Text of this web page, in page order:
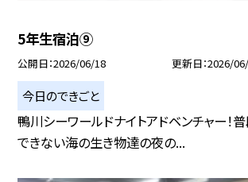
5年生宿泊⑨
公開日 2026/06/18 更新日 2026/
今日のできごと
鴨川シーワールドナイトアドベンチャー！
できない海の生き物達の夜の...